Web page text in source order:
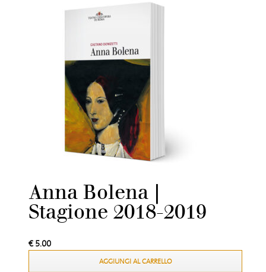
Anna Bolena |
Stagione 2018-2019
€5.00
AGGIUNGI AL CARRELLO